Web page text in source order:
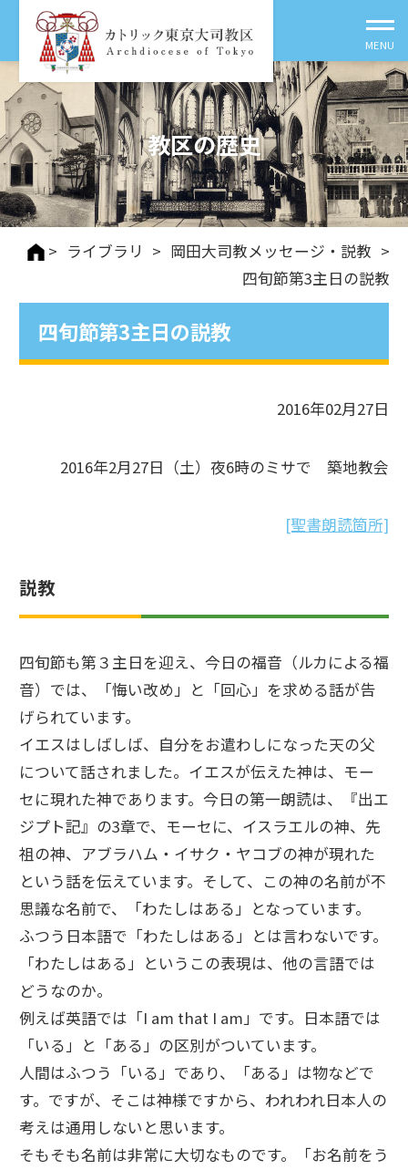
教区の歴史
> ライブラリ > 岡田大司教メッセージ・説教 >
四旬節第3主日の説教
四旬節第3主日の説教
2016年02月27日
2016年2月27日（土）夜6時のミサで 築地教会
[聖書朗読箇所]
説教
四旬節も第３主日を迎え、今日の福音（ルカによる福
音）では、「悔い改め」と「回心」を求める話が告
げられています。
イエスはしばしば、自分をお遣わしになった天の父
について話されました。イエスが伝えた神は、モー
セに現れた神であります。今日の第一朗読は、『出エ
ジプト記』の3章で、モーセに、イスラエルの神、先
祖の神、アブラハム・イサク・ヤコブの神が現れた
という話を伝えています。そして、この神の名前が不
思議な名前で、「わたしはある」となっています。
ふつう日本語で「わたしはある」とは言わないです。
「わたしはある」というこの表現は、他の言語では
どうなのか。
例えば英語では「I am that I am」です。日本語では
「いる」と「ある」の区別がついています。
人間はふつう「いる」であり、「ある」は物などで
す。ですが、そこは神様ですから、われわれ日本人の
考えは通用しないと思います。
そもそも名前は非常に大切なものです。「お名前をう